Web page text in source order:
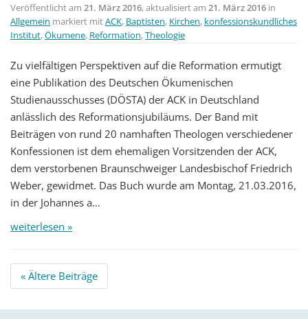
Veröffentlicht am 21. März 2016, aktualisiert am 21. März 2016 in
Allgemein markiert mitACK, Baptisten, Kirchen, konfessionskundliches
Institut,Ökumene, Reformation,Theologie
Zu vielfältigen Perspektiven auf die Reformation ermutigt
eine Publikation des Deutschen Ökumenischen
Studienausschusses (DÖSTA) der ACK in Deutschland
anlässlich des Reformationsjubiläums. Der Band mit
Beiträgen von rund 20 namhaften Theologen verschiedener
Konfessionen ist dem ehemaligen Vorsitzenden der ACK,
dem verstorbenen Braunschweiger Landesbischof Friedrich
Weber, gewidmet. Das Buch wurde am Montag, 21.03.2016,
in der Johannes a…
weiterlesen »
Beitrags
Navigation
« Ältere Beiträge